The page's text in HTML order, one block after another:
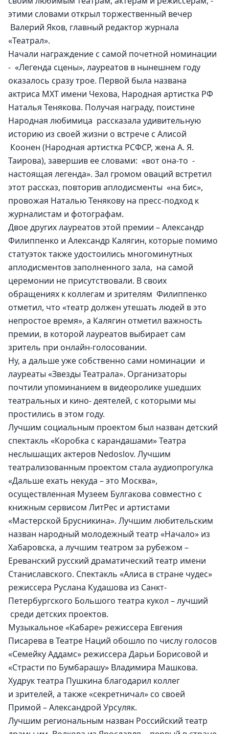
этими словами открыл торжественный вечер
Валерий Яков, главный редактор журнала
«Театрал».
Начали награждение с самой почетной номинации
-  «Легенда сцены», лауреатов в нынешнем году
оказалось сразу трое. Первой была названа
актриса МХТ имени Чехова, Народная артистка РФ
Наталья Тенякова. Получая награду, поистине
Народная любимица  рассказала удивительную
историю из своей жизни о встрече с Алисой
Коонен (Народная артистка РСФСР, жена А. Я.
Таирова), завершив ее словами:  «вот она-то  -
настоящая легенда». Зал громом оваций встретил
этот рассказ, повторив аплодисменты  «на бис»,
провожая Наталью Тенякову на пресс-подход к
журналистам и фотографам.
Двое других лауреатов этой премии – Александр
Филиппенко и Александр Калягин, которые помимо
статуэток также удостоились многоминутных
аплодисментов заполненного зала,  на самой
церемонии не присутствовали. В своих
обращениях к коллегам и зрителям  Филиппенко
отметил, что «театр должен утешать людей в это
непростое время», а Калягин отметил важность
премии, в которой лауреатов выбирает сам
зритель при онлайн-голосовании.
Ну, а дальше уже собственно сами номинации  и
лауреаты «Звезды Театрала». Организаторы
почтили упоминанием в видеоролике ушедших
театральных и кино- деятелей, с которыми мы
простились в этом году.
Лучшим социальным проектом был назван детский
спектакль «Коробка с карандашами» Театра
неслышащих актеров Nedoslov. Лучшим
театрализованным проектом стала аудиопрогулка
«Дальше ехать некуда – это Москва»,
осуществленная Музеем Булгакова совместно с
книжным сервисом ЛитРес и артистами
«Мастерской Брусникина». Лучшим любительским
назван народный молодежный театр «Начало» из
Хабаровска, а лучшим театром за рубежом –
Ереванский русский драматический театр имени
Станиславского. Спектакль «Алиса в стране чудес»
режиссера Руслана Кудашова из Санкт-
Петербургского Большого театра кукол – лучший
среди детских проектов.
Музыкальное «Кабаре» режиссера Евгения
Писарева в Театре Наций обошло по числу голосов
«Семейку Аддамс» режиссера Дарьи Борисовой и
«Страсти по Бумбарашу» Владимира Машкова.
Худрук театра Пушкина благодарил коллег
и зрителей, а также «секретничал» со своей
Примой – Александрой Урсуляк.
Лучшим региональным назван Российский театр